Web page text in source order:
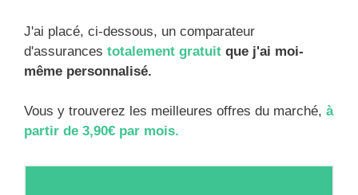
J'ai placé, ci-dessous, un comparateur
d'assurances totalement gratuit que j'ai moi-
même personnalisé.
Vous y trouverez les meilleures offres du marché, à
partir de 3,90€ par mois.